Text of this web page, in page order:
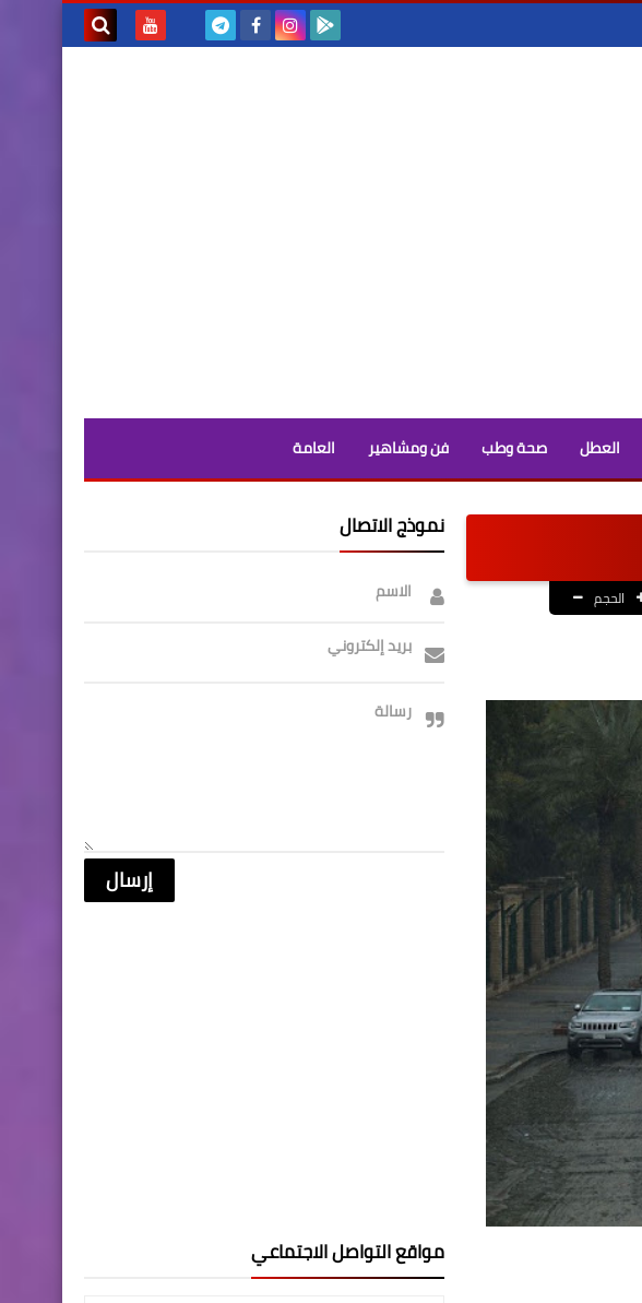
العطل صحة وطب فن ومشاهير العامة
الحجم
نموذج الاتصال
الاسم
بريد إلكتروني
رسالة
مواقع التواصل الاجتماعي